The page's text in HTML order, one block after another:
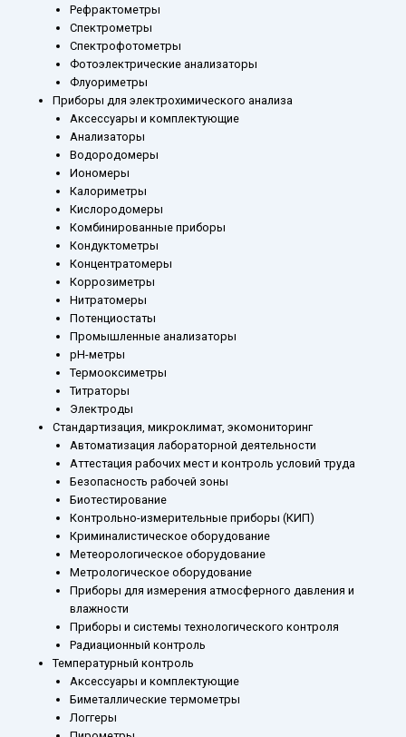
Рефрактометры
Спектрометры
Спектрофотометры
Фотоэлектрические анализаторы
Флуориметры
Приборы для электрохимического анализа
Аксессуары и комплектующие
Анализаторы
Водородомеры
Иономеры
Калориметры
Кислородомеры
Комбинированные приборы
Кондуктометры
Концентратомеры
Коррозиметры
Нитратомеры
Потенциостаты
Промышленные анализаторы
рН-метры
Термооксиметры
Титраторы
Электроды
Стандартизация, микроклимат, экомониторинг
Автоматизация лабораторной деятельности
Аттестация рабочих мест и контроль условий труда
Безопасность рабочей зоны
Биотестирование
Контрольно-измерительные приборы (КИП)
Криминалистическое оборудование
Метеорологическое оборудование
Метрологическое оборудование
Приборы для измерения атмосферного давления и
влажности
Приборы и системы технологического контроля
Радиационный контроль
Температурный контроль
Аксессуары и комплектующие
Биметаллические термометры
Логгеры